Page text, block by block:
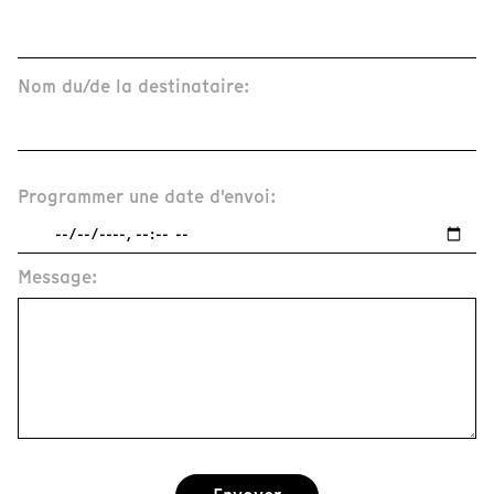
Nom du/de la destinataire:
Programmer une date d'envoi:
Message: